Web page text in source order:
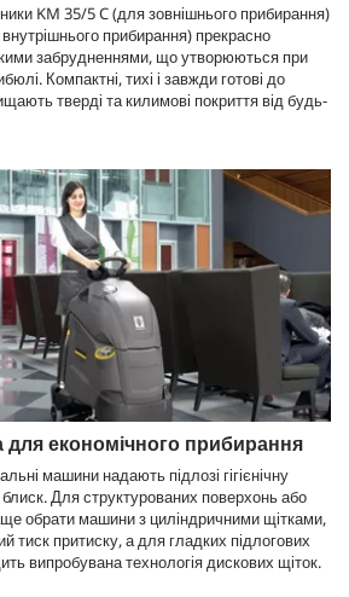
KM 35/5 C (для зовнішнього прибирання)
прибирання) прекрасно
забрудненнями, що утворюються при
Компактні, тихі і завжди готові до
тверді та килимові покриття від будь-
для економічного прибирання
машини надають підлозі гігієнічну
Для структурованих поверхонь або
обрати машини з циліндричними щітками,
тиск притиску, а для гладких підлогових
випробувана технологія дискових щіток.